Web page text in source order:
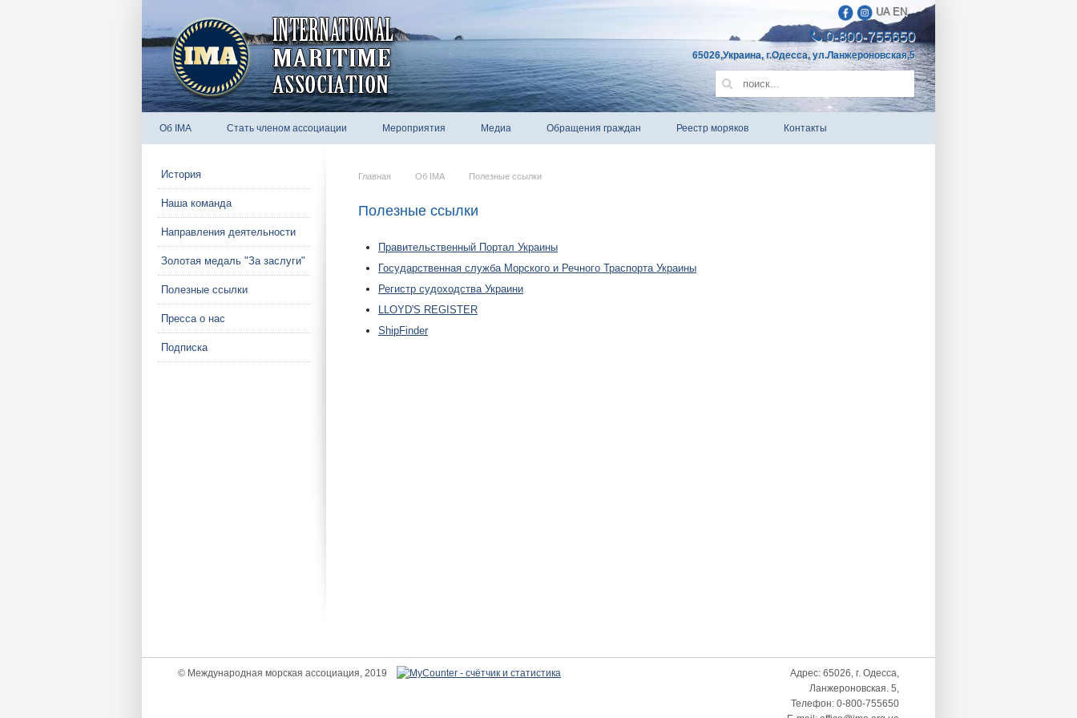
UA EN
0-800-755650
65026,Украина, г.Одесса, ул.Ланжероновская,5
Об IMA Стать членом ассоциации Мероприятия Медиа Обращения граждан Реестр моряков Контакты
История
Наша команда
Направления деятельности
Золотая медаль "За заслуги"
Полезные ссылки
Пресса о нас
Подписка
Главная Об IMA Полезные ссылки
Полезные ссылки
Правительственный Портал Украины
Государственная служба Морского и Речного Траспорта Украины
Регистр судоходства Украини
LLOYD'S REGISTER
ShipFinder
Адрес: 65026, г. Одесса,
Ланжероновская. 5,
Телефон: 0-800-755650
© Международная морская ассоциация, 2019